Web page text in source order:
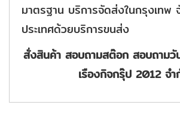
มาตรฐาน บริการจัดส่งในกรุงเทพ
ประเทศด้วยบริการขนส่ง
สั่งสินค้า สอบถามสต๊อก สอบถาม
เรืองกิจกรุ๊ป 2012 จ